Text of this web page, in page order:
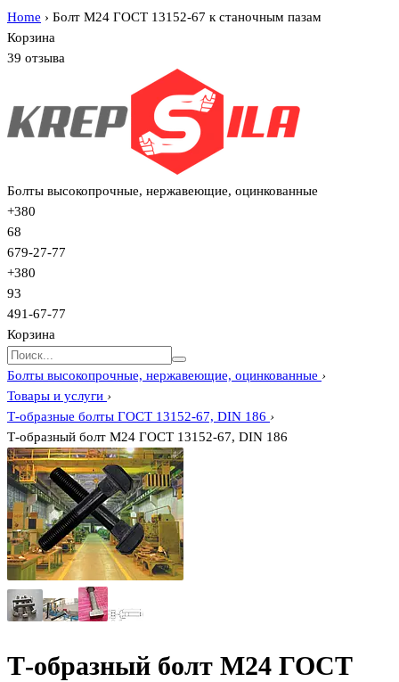
Home › Болт М24 ГОСТ 13152-67 к станочным пазам
Корзина
39 отзыва
Болты высокопрочные, нержавеющие, оцинкованные
+380
68
679-27-77
+380
93
491-67-77
Корзина
Болты высокопрочные, нержавеющие, оцинкованные ›
Товары и услуги ›
Т-образные болты ГОСТ 13152-67, DIN 186 ›
Т-образный болт М24 ГОСТ 13152-67, DIN 186
Т-образный болт М24 ГОСТ